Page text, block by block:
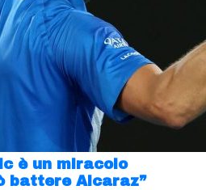
è un miracolo
battere Alcaraz”